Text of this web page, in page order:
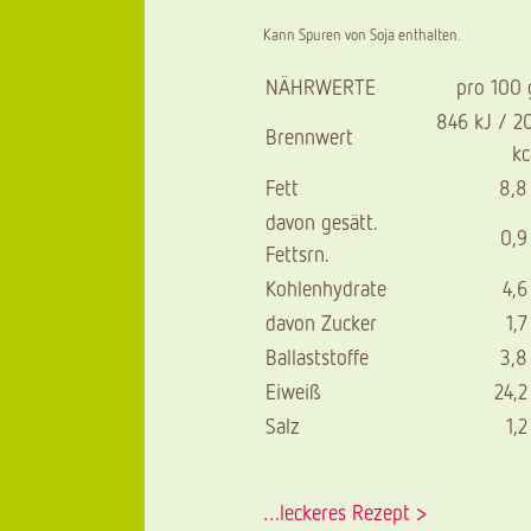
Kann Spuren von Soja enthalten.
NÄHRWERTE
pro 100
Brennwert
846 kJ /
Fett
davon gesätt.
Fettsrn.
Kohlenhydrate
davon Zucker
Ballaststoffe
Eiweiß
Salz
…leckeres Rezept >